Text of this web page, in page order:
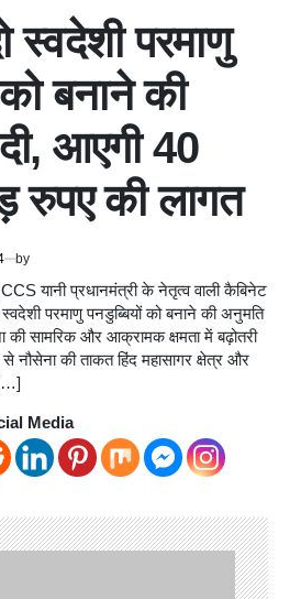
स्वदेशी परमाणु
बनाने की
आएगी 40
रुपए की लागत
by
यानी प्रधानमंत्री के नेतृत्व वाली कैबिनेट
परमाणु पनडुब्बियों को बनाने की अनुमति
की सामरिक और आक्रामक क्षमता में बढ़ोतरी
नौसेना की ताकत हिंद महासागर क्षेत्र और
Media